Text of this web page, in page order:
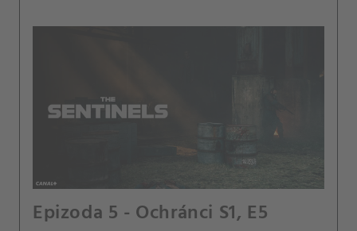
Epizoda 5 - Ochránci S1, E5